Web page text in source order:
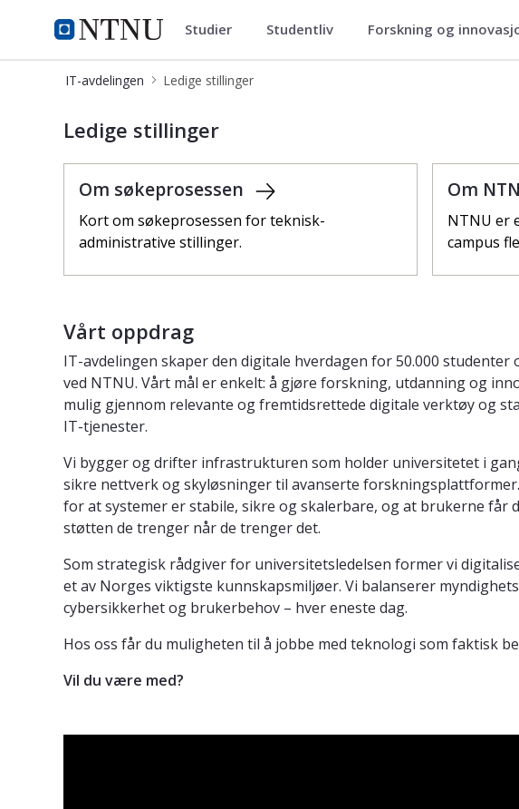
NTNU Hjemmeside
IT-avdelingenStudier Studentliv Forskning og
IT-avdelingen Ledige stillinger
Ledige stillinger
Om søkeprosessen
Kort om søkeprosessen for teknisk-
administrative stillinger.
Om
NTNU er
campus
Vårt oppdrag
IT-avdelingen skaper den digitale hverdagen for 50.000 studenter
ved NTNU. Vårt mål er enkelt: å gjøre forskning, utdanning og
mulig gjennom relevante og fremtidsrettede digitale verktøy og
IT-tjenester.
Vi bygger og drifter infrastrukturen som holder universitetet i
sikre nettverk og skyløsninger til avanserte
for at systemer er stabile, sikre og skalerbare, og at brukerne får
støtten de trenger når de trenger det.
Som strategisk rådgiver for universitetsledelsen former vi
et av Norges viktigste kunnskapsmiljøer. Vi balanserer
cybersikkerhet og brukerbehov – hver eneste dag.
Hos oss får du muligheten til å jobbe med teknologi som faktisk
Vil du være med?